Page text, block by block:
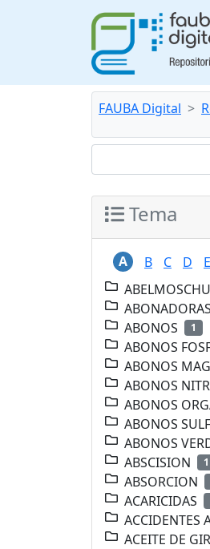
FAUBA Digital
Tema
A B C D E
ABONADORAS
ABONOS 1
ABONOS
ABONOS
ABONOS
ABONOS
ABONOS
ABONOS
ABSCISION 1
ABSORCION
ACARICIDAS
ACCIDENTES
ACEITE DE